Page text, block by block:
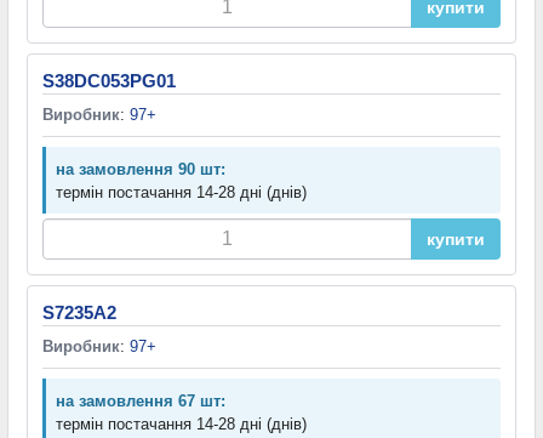
купити
S38DC053PG01
Виробник: 97+
на замовлення 90 шт:
термін постачання 14-28 дні (днів)
купити
S7235A2
Виробник: 97+
на замовлення 67 шт:
термін постачання 14-28 дні (днів)